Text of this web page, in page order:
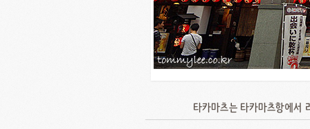
타카마츠는 타카마츠항에서